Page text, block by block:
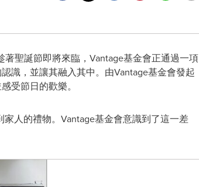
著聖誕節即將來臨， Vantage基金會正通過一項
識，並讓其融入其中。由Vantage基金會發起
受節日的歡樂。
人的禮物。 Vantage基金會意識到了這一差